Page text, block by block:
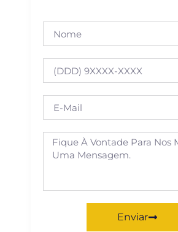
Enviar